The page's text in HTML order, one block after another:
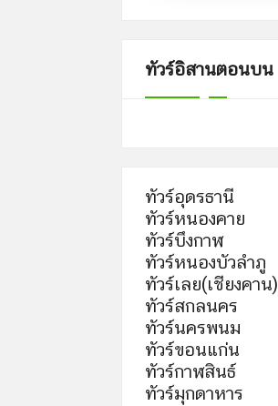
ทัวร์อิสานตอนบน
ทัวร์อุดรธานี
ทัวร์หนองคาย
ทัวร์บึงกาฬ
ทัวร์หนองบัวลำภู
ทัวร์เลย(เชียงคาน)
ทัวร์สกลนคร
ทัวร์นครพนม
ทัวร์ขอนแก่น
ทัวร์กาฬสินธ์
ทัวร์มุกดาหาร